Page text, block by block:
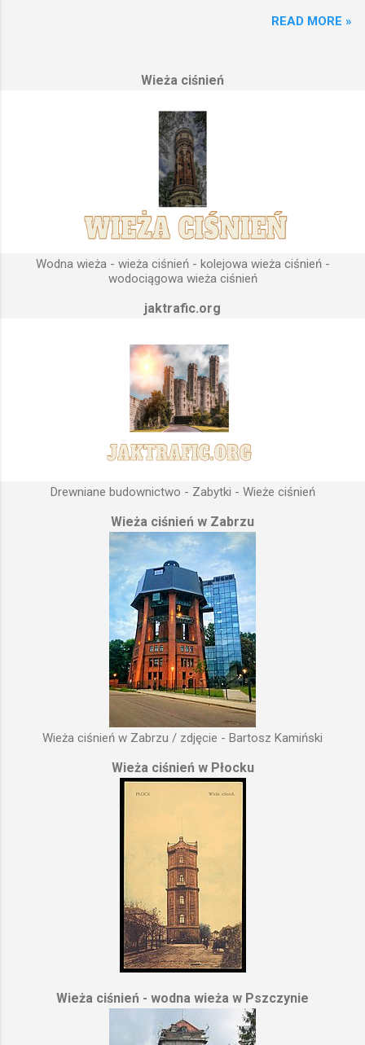
na którym została wzniesiona. Wieża ciśnień jest obiektem
fundamenty modułu infrastruktury wodnej, zaplanowanej dla
Podstawową funkcją wież ciśnień jest zwiększanie ciśnienia
wody do dystrybucji. Zasada działania wieży ciśnień Cechą
priorytetową przy projektowaniu wieży ciśnień jest wyszukanie
odpowiedniego terenu pod przyszłe fundamenty obiektu.
Konstrukcja, aby mogła być w pełni funkcjonalna musi zostać
wybudowana na najwyższym lokalnym wzniesieniu. Ponieważ
gromadząca się woda w zbiorniku wieży ciśnień musi być
umieszczona wyżej, niż instalacje wodne znajdujące się u
odbiorców. Schema...
READ MORE »
Wieża ciśnień
Wodna wieża - wieża ciśnień - kolejowa wieża ciśnień -
wodociągowa wieża ciśnień
jaktrafic.org
Drewniane budownictwo - Zabytki - Wieże ciśnień
Wieża ciśnień w Zabrzu
Wieża ciśnień w Zabrzu / zdjęcie - Bartosz Kamiński
Wieża ciśnień w Płocku
Wieża ciśnień - wodna wieża w Pszczynie